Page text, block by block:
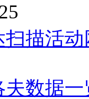
描活
夫数据